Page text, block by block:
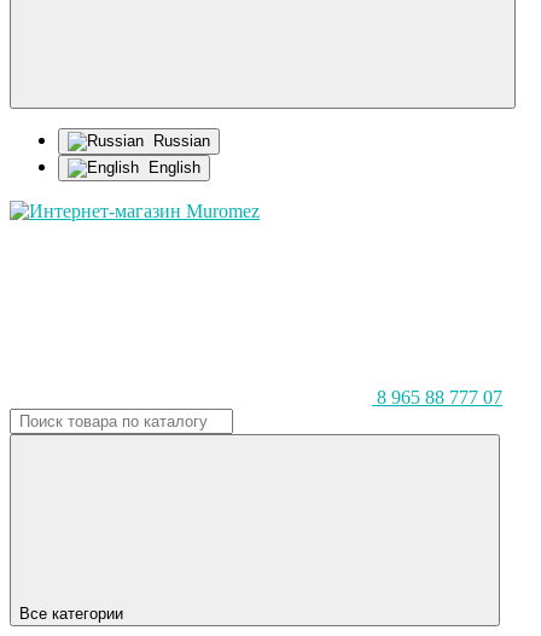
Russian
English
8 965 88 777 07
Все категории